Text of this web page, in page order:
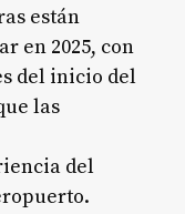
están
en 2025, con
del inicio del
las
del